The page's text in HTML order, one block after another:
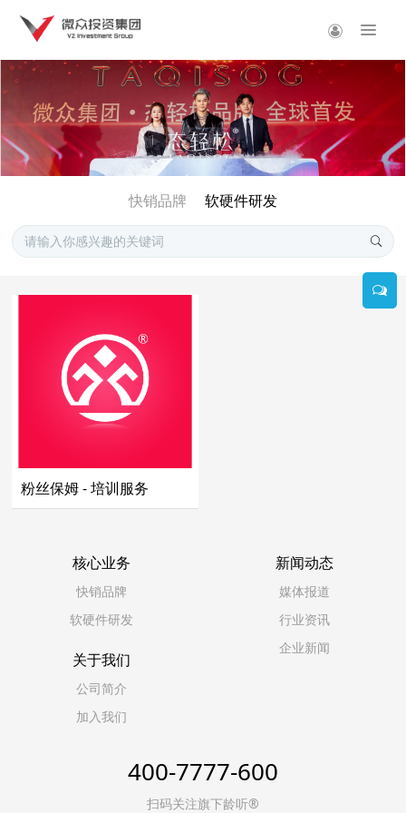
快销品牌 软硬件研发
粉丝保姆 - 培训服务
核心业务
快销品牌
软硬件研发
新闻动态
媒体报道
行业资讯
企业新闻
关于我们
公司简介
加入我们
400-7777-600
扫码关注旗下龄听®